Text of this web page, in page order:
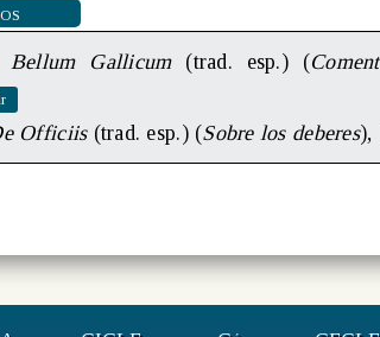
Bellum Gallicum (trad. esp.) (
Officiis(trad. esp.) (Sobre los deberes),